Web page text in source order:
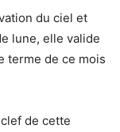
du ciel et
lune, elle valide
terme de ce mois
de cette